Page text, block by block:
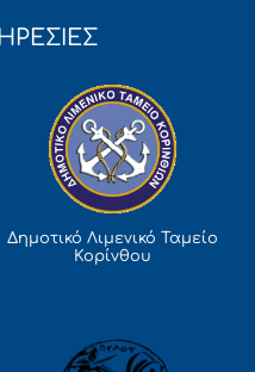
Δημοτικό Λιμενικό Ταμείο
Κορίνθου